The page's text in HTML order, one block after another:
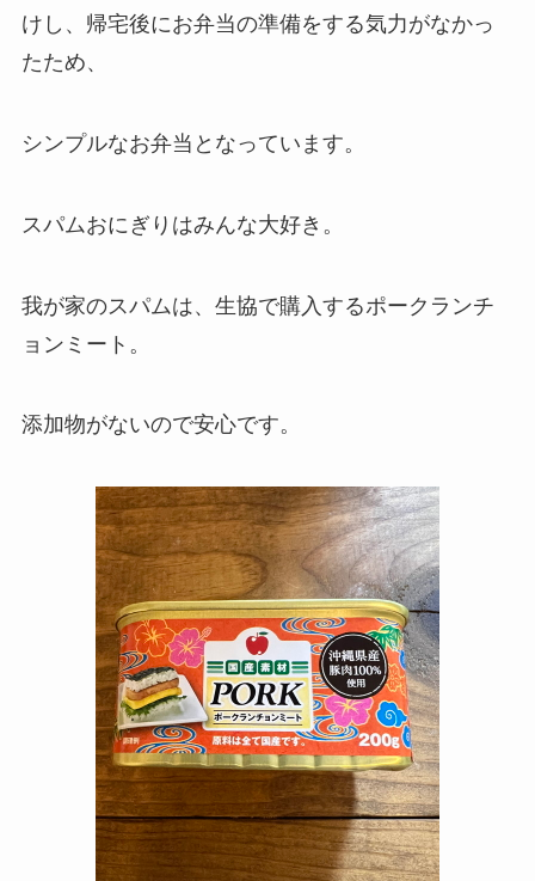
けし、帰宅後にお弁当の準備をする気力がなかっ
たため、
シンプルなお弁当となっています。
スパムおにぎりはみんな大好き。
我が家のスパムは、生協で購入するポークランチ
ョンミート。
添加物がないので安心です。